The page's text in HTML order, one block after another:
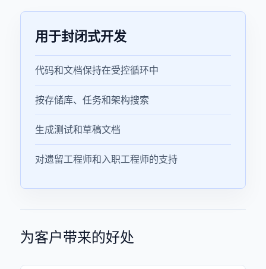
用于封闭式开发
代码和文档保持在受控循环中
按存储库、任务和架构搜索
生成测试和草稿文档
对遗留工程师和入职工程师的支持
为客户带来的好处